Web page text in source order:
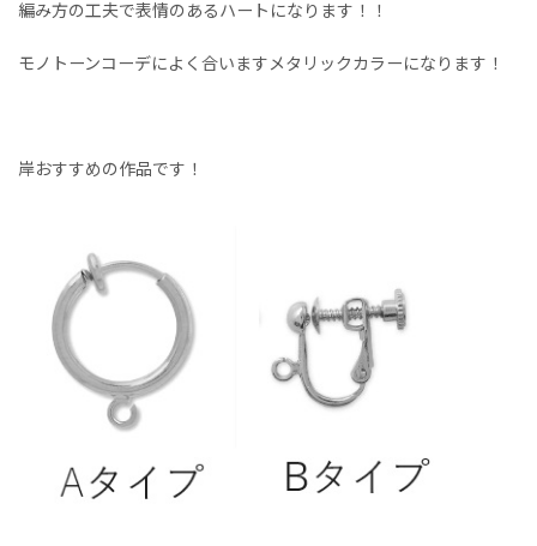
編み方の工夫で表情のあるハートになります！！
モノトーンコーデによく合いますメタリックカラーになります！
岸おすすめの作品です！